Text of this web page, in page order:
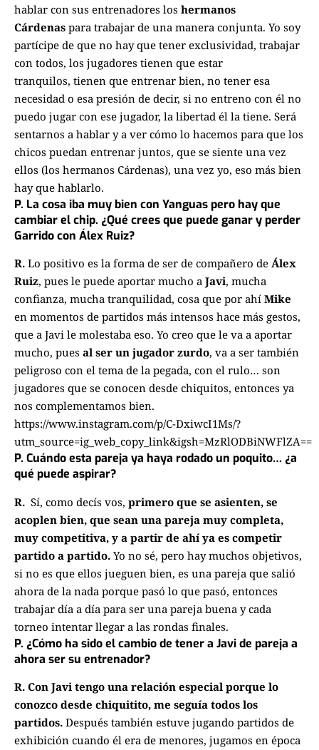
hablar con sus entrenadores los hermanos
Cárdenas para trabajar de una manera conjunta. Yo soy
partícipe de que no hay que tener exclusividad, trabajar
con todos, los jugadores tienen que estar
tranquilos, tienen que entrenar bien, no tener esa
necesidad o esa presión de decir, si no entreno con él no
puedo jugar con ese jugador, la libertad él la tiene. Será
sentarnos a hablar y a ver cómo lo hacemos para que los
chicos puedan entrenar juntos, que se siente una vez
ellos (los hermanos Cárdenas), una vez yo, eso más bien
hay que hablarlo.
P. La cosa iba muy bien con Yanguas pero hay que
cambiar el chip. ¿Qué crees que puede ganar y perder
Garrido con Álex Ruiz?
R. Lo positivo es la forma de ser de compañero de Álex
Ruiz, pues le puede aportar mucho a Javi, mucha
confianza, mucha tranquilidad, cosa que por ahí Mike
en momentos de partidos más intensos hace más gestos,
que a Javi le molestaba eso. Yo creo que le va a aportar
mucho, pues al ser un jugador zurdo, va a ser también
peligroso con el tema de la pegada, con el rulo… son
jugadores que se conocen desde chiquitos, entonces ya
nos complementamos bien.
https://www.instagram.com/p/C-DxiwcI1Ms/?
utm_source=ig_web_copy_link&igsh=MzRlODBiNWFlZA==
P. Cuándo esta pareja ya haya rodado un poquito… ¿a
qué puede aspirar?
R. Sí, como decís vos, primero que se asienten, se
acoplen bien, que sean una pareja muy completa,
muy competitiva, y a partir de ahí ya es competir
partido a partido. Yo no sé, pero hay muchos objetivos,
si no es que ellos jueguen bien, es una pareja que salió
ahora de la nada porque pasó lo que pasó, entonces
trabajar día a día para ser una pareja buena y cada
torneo intentar llegar a las rondas finales.
P. ¿Cómo ha sido el cambio de tener a Javi de pareja a
ahora ser su entrenador?
R. Con Javi tengo una relación especial porque lo
conozco desde chiquitito, me seguía todos los
partidos. Después también estuve jugando partidos de
exhibición cuando él era de menores, jugamos en época